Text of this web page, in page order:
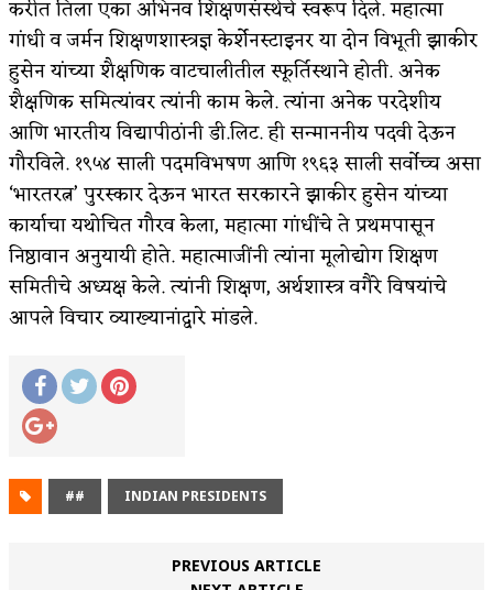
करीत तिला एका अभिनव शिक्षणसंस्थेचे स्वरूप दिले. महात्मा
गांधी व जर्मन शिक्षणशास्त्रज्ञ केर्शेनस्टाइनर या दोन विभूती झाकीर
हुसेन यांच्या शैक्षणिक वाटचालीतील स्फूर्तिस्थाने होती. अनेक
शैक्षणिक समित्यांवर त्यांनी काम केले. त्यांना अनेक परदेशीय
आणि भारतीय विद्यापीठांनी डी.लिट. ही सन्माननीय पदवी देऊन
गौरविले. १९५४ साली पदमविभषण आणि १९६३ साली सर्वोच्च असा
‘भारतरत्न’ पुरस्कार देऊन भारत सरकारने झाकीर हुसेन यांच्या
कार्याचा यथोचित गौरव केला, महात्मा गांधींचे ते प्रथमपासून
निष्ठावान अनुयायी होते. महात्माजींनी त्यांना मूलोद्योग शिक्षण
समितीचे अध्यक्ष केले. त्यांनी शिक्षण, अर्थशास्त्र वगैरे विषयांचे
आपले विचार व्याख्यानांद्वारे मांडले.
## INDIAN PRESIDENTS
PREVIOUS ARTICLE